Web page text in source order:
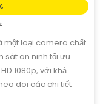
một loại camera chất
an ninh tối ưu.
1080p, với khả
dõi các chi tiết